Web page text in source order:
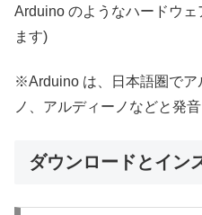
Arduino のようなハードウ
ます)
※Arduino は、日本語圏でア
ノ、アルディーノなどと発
ダウンロードとイン